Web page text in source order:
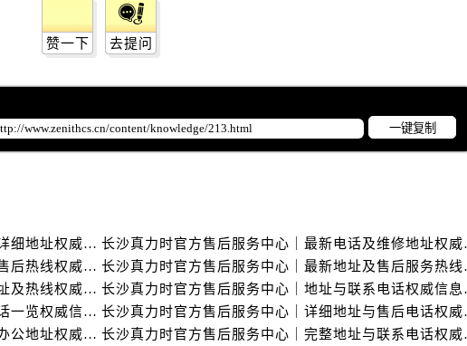
赞一下 去提问
一键复制
长沙真力时官方售后服务中心｜服务电话及详细地址权威信息公示（2026年6月最新）
长沙真力时
长沙真力时官方售后服务中心｜最新地址与售后热线权威信息公示（2026年6月最新）
长沙真力时官
长沙真力时官方售后服务中心｜最新网点地址及热线权威信息公示（2026年6月最新）
长沙真力时
长沙真力时官方售后服务中心｜全新地址电话一览权威信息公示（2026年6月最新）
长沙真力时
长沙真力时官方售后服务中心｜服务热线及办公地址权威信息公示（2026年6月最新）
长沙真力时